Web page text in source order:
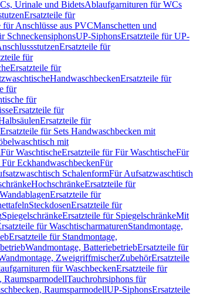
Urinale und BidetsAblaufgarnituren für WCs
Ersatzteile für
für Anschlüsse aus PVCManschetten und
SchneckensiphonsUP-SiphonsErsatzteile für UP-
Ersatzteile für
für
Ersatzteile für
HandwaschbeckenErsatzteile für
für
für
Ersatzteile für
Ersatzteile für
Ersatzteile für Sets Handwaschbecken mit
mit
Für WaschtischeErsatzteile für Für WaschtischeFür
EckhandwaschbeckenFür
SchalenformFür Aufsatzwaschtisch
HochschränkeErsatzteile für
WandablagenErsatzteile für
SteckdosenErsatzteile für
SpiegelschränkeErsatzteile für SpiegelschränkeMit
für WaschtischarmaturenStandmontage,
Ersatzteile für Standmontage,
Wandmontage, BatteriebetriebErsatzteile für
ZweigriffmischerZubehörErsatzteile
für WaschbeckenErsatzteile für
RaumsparmodellTauchrohrsiphons für
RaumsparmodellUP-SiphonsErsatzteile